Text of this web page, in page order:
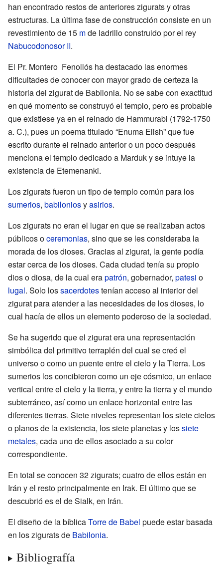
han encontrado restos de anteriores zigurats y otras
estructuras. La última fase de construcción consiste en un
revestimiento de 15 mde ladrillo construido por el rey
Nabucodonosor II.
El Pr. Montero Fenollós ha destacado las enormes
dificultades de conocer con mayor grado de certeza la
historia del zigurat de Babilonia. No se sabe con exactitud
en qué momento se construyó el templo, pero es probable
que existiese ya en el reinado de Hammurabi (1792-1750
a. C.), pues un poema titulado “Enuma Elish” que fue
escrito durante el reinado anterior o un poco después
menciona el templo dedicado a Marduk y se intuye la
existencia de Etemenanki.
Los zigurats fueron un tipo de templo común para los
sumerios, babiloniosyasirios.
Los zigurats no eran el lugar en que se realizaban actos
públicos oceremonias, sino que se les consideraba la
morada de los dioses. Gracias al zigurat, la gente podía
estar cerca de los dioses. Cada ciudad tenía su propio
dios o diosa, de la cual erapatrón, gobernador, patesi o
lugal. Solo lossacerdotestenían acceso al interior del
zigurat para atender a las necesidades de los dioses, lo
cual hacía de ellos un elemento poderoso de la sociedad.
Se ha sugerido que el zigurat era una representación
simbólica del primitivo terraplén del cual se creó el
universo o como un puente entre el cielo y la Tierra. Los
sumerios los concibieron como un eje cósmico, un enlace
vertical entre el cielo y la tierra, y entre la tierra y el mundo
subterráneo, así como un enlace horizontal entre las
diferentes tierras. Siete niveles representan los siete cielos
o planos de la existencia, los siete planetas y lossiete
metales, cada uno de ellos asociado a su color
correspondiente.
En total se conocen 32 zigurats; cuatro de ellos están en
Irán y el resto principalmente en Irak. El último que se
descubrió es el de Sialk, en Irán.
El diseño de la bíblicaTorre de Babel puede estar basada
en los zigurats de Babilonia.
Bibliografía